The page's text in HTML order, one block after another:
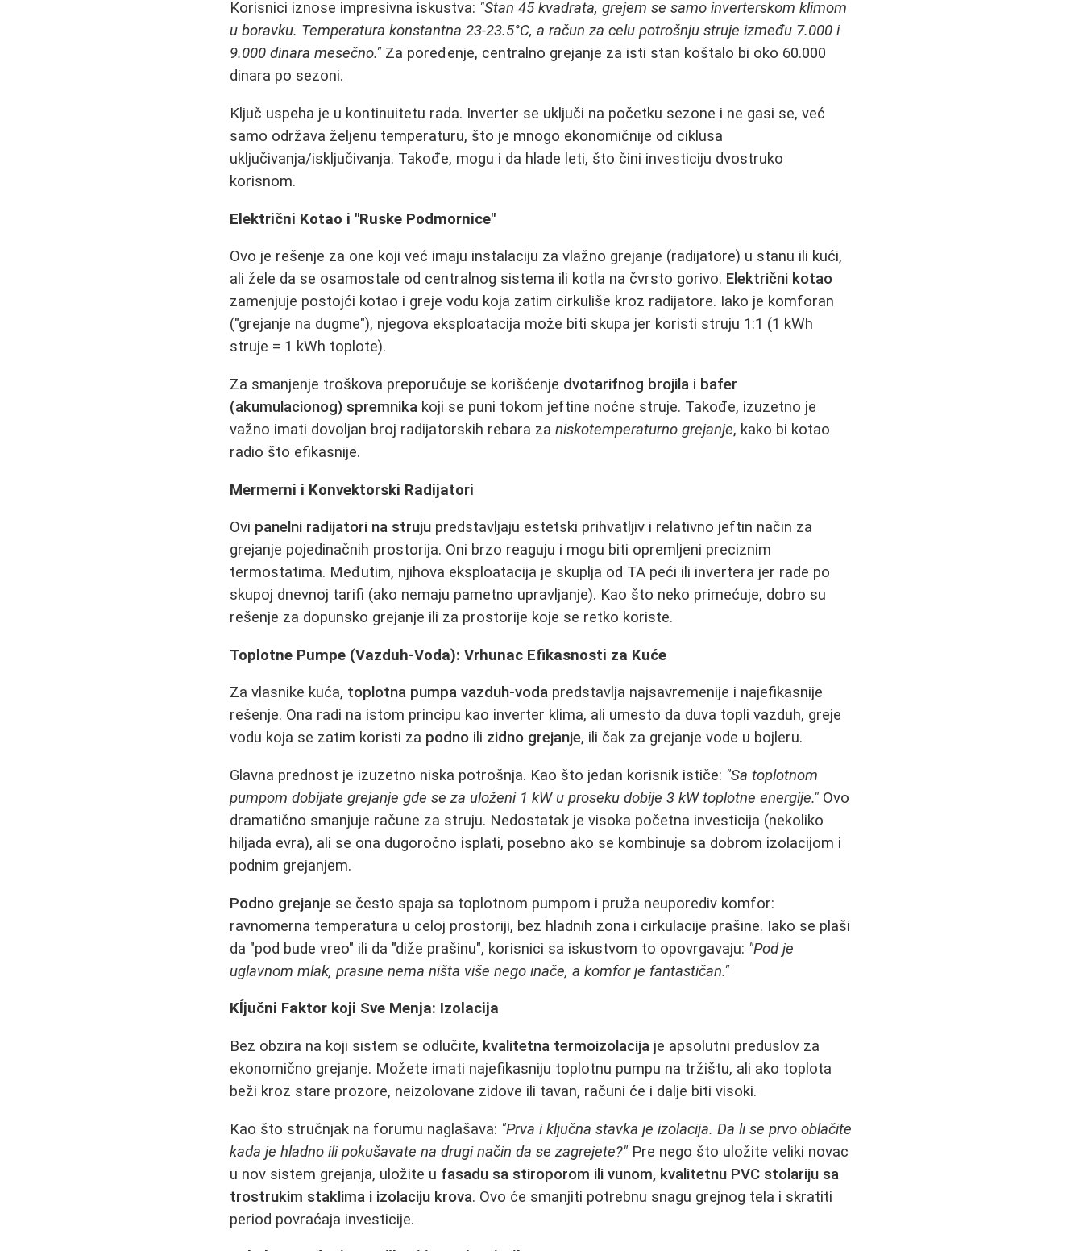
Korisnici iznose impresivna iskustva: "Stan 45 kvadrata, grejem se samo inverterskom klimom
u boravku. Temperatura konstantna 23-23.5°C, a račun za celu potrošnju struje između 7.000 i
9.000 dinara mesečno." Za poređenje, centralno grejanje za isti stan koštalo bi oko 60.000
dinara po sezoni.
Ključ uspeha je u kontinuitetu rada. Inverter se uključi na početku sezone i ne gasi se, već
samo održava željenu temperaturu, što je mnogo ekonomičnije od ciklusa
uključivanja/isključivanja. Takođe, mogu i da hlade leti, što čini investiciju dvostruko
korisnom.
Električni Kotao i "Ruske Podmornice"
Ovo je rešenje za one koji već imaju instalaciju za vlažno grejanje (radijatore) u stanu ili kući,
ali žele da se osamostale od centralnog sistema ili kotla na čvrsto gorivo. Električni kotao
zamenjuje postojći kotao i greje vodu koja zatim cirkuliše kroz radijatore. Iako je komforan
("grejanje na dugme"), njegova eksploatacija može biti skupa jer koristi struju 1:1 (1 kWh
struje = 1 kWh toplote).
Za smanjenje troškova preporučuje se korišćenje dvotarifnog brojila i bafer
(akumulacionog) spremnika koji se puni tokom jeftine noćne struje. Takođe, izuzetno je
važno imati dovoljan broj radijatorskih rebara zaniskotemperaturno grejanje, kako bi kotao
radio što efikasnije.
Mermerni i Konvektorski Radijatori
Ovi panelni radijatori na struju predstavljaju estetski prihvatljiv i relativno jeftin način za
grejanje pojedinačnih prostorija. Oni brzo reaguju i mogu biti opremljeni preciznim
termostatima. Međutim, njihova eksploatacija je skuplja od TA peći ili invertera jer rade po
skupoj dnevnoj tarifi (ako nemaju pametno upravljanje). Kao što neko primećuje, dobro su
rešenje za dopunsko grejanje ili za prostorije koje se retko koriste.
Toplotne Pumpe (Vazduh-Voda): Vrhunac Efikasnosti za Kuće
Za vlasnike kuća, toplotna pumpa vazduh-voda predstavlja najsavremenije i najefikasnije
rešenje. Ona radi na istom principu kao inverter klima, ali umesto da duva topli vazduh, greje
vodu koja se zatim koristi za podno ili zidno grejanje, ili čak za grejanje vode u bojleru.
Glavna prednost je izuzetno niska potrošnja. Kao što jedan korisnik ističe: "Sa toplotnom
pumpom dobijate grejanje gde se za uloženi 1 kW u proseku dobije 3 kW toplotne energije." Ovo
dramatično smanjuje račune za struju. Nedostatak je visoka početna investicija (nekoliko
hiljada evra), ali se ona dugoročno isplati, posebno ako se kombinuje sa dobrom izolacijom i
podnim grejanjem.
Podno grejanje se često spaja sa toplotnom pumpom i pruža neuporediv komfor:
ravnomerna temperatura u celoj prostoriji, bez hladnih zona i cirkulacije prašine. Iako se plaši
da "pod bude vreo" ili da "diže prašinu", korisnici sa iskustvom to opovrgavaju: "Pod je
uglavnom mlak, prasine nema ništa više nego inače, a komfor je fantastičan."
Kĺjučni Faktor koji Sve Menja: Izolacija
Bez obzira na koji sistem se odlučite, kvalitetna termoizolacija je apsolutni preduslov za
ekonomično grejanje. Možete imati najefikasniju toplotnu pumpu na tržištu, ali ako toplota
beži kroz stare prozore, neizolovane zidove ili tavan, računi će i dalje biti visoki.
Kao što stručnjak na forumu naglašava: "Prva i ključna stavka je izolacija. Da li se prvo oblačite
kada je hladno ili pokušavate na drugi način da se zagrejete?" Pre nego što uložite veliki novac
u nov sistem grejanja, uložite u fasadu sa stiroporom ili vunom, kvalitetnu PVC stolariju sa
trostrukim staklima i izolaciju krova. Ovo će smanjiti potrebnu snagu grejnog tela i skratiti
period povraćaja investicije.